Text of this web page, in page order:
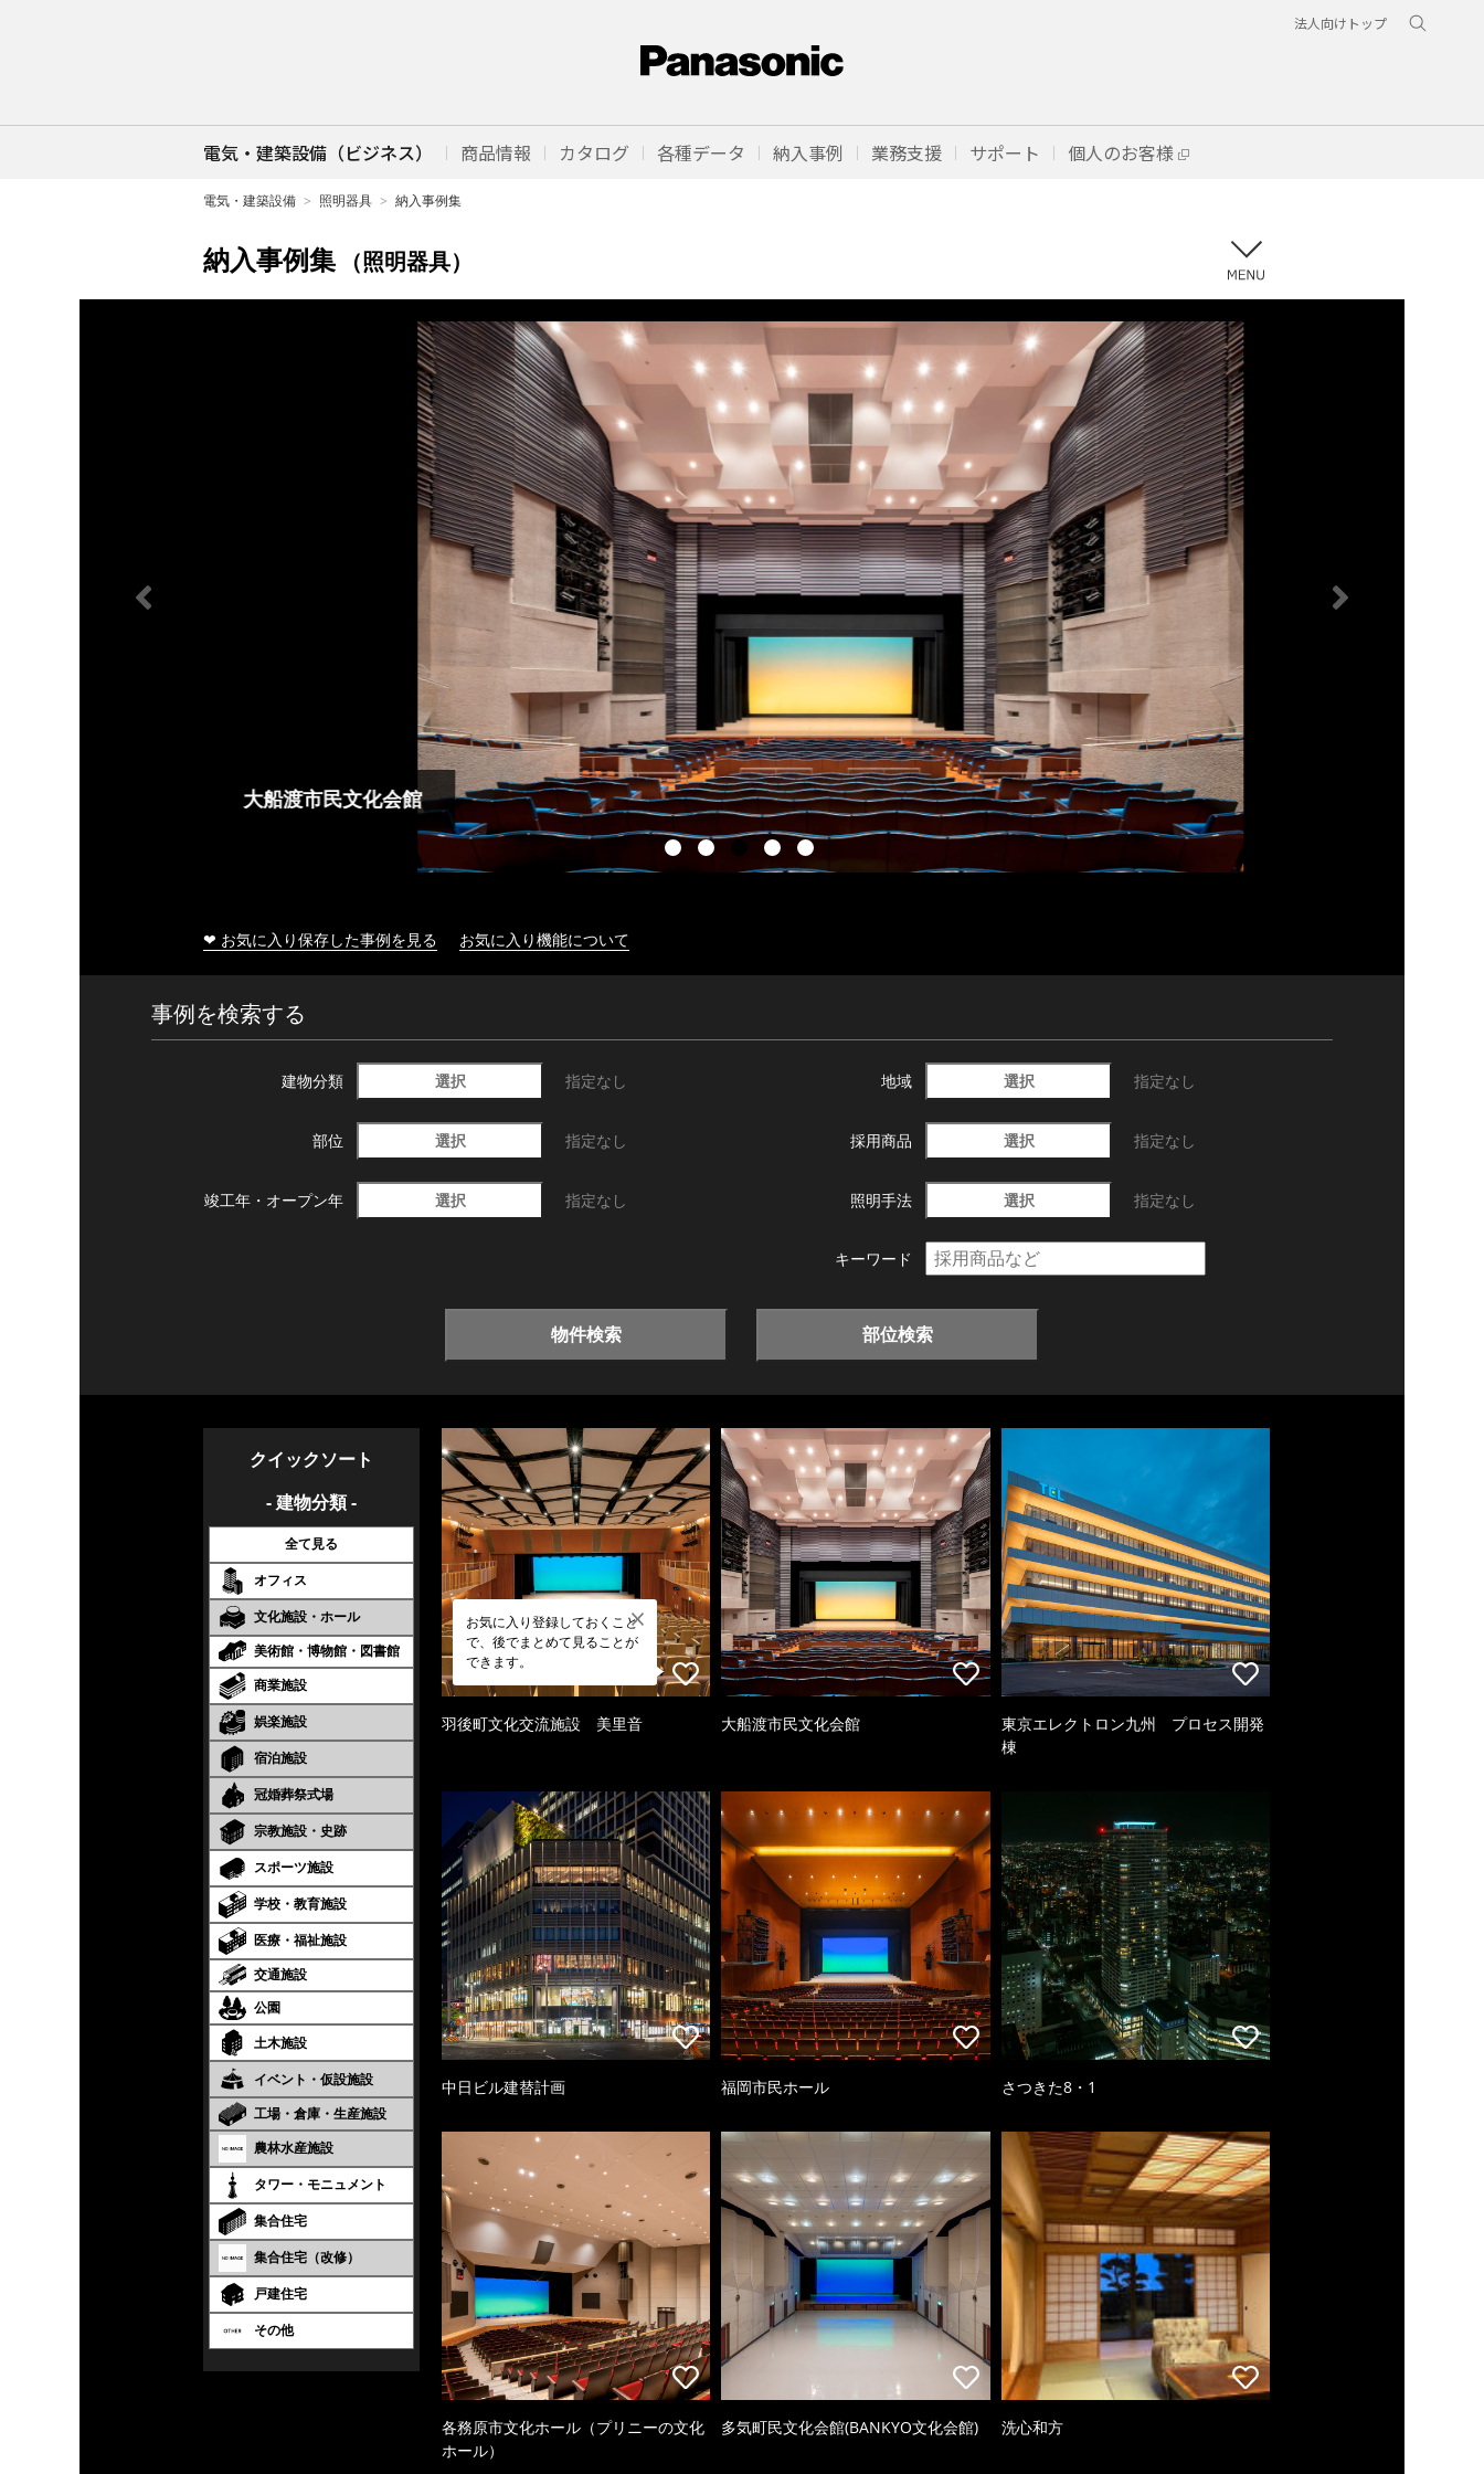
法人向けトップ
電気・建築設備（ビジネス） 商品情報 カタログ 各種データ 納入事例 業務支援 サポート 個人のお客様
電気・建築設備 照明器具 納入事例集
納入事例集 （照明器具）
大船渡市民文化会館
❤ お気に入り保存した事例を見る お気に入り機能について
事例を検索する
建物分類 選択 指定なし 地域 選択 指定なし
部位 選択 指定なし 採用商品 選択 指定なし
竣工年・ オープン年 選択 指定なし 照明手法 選択 指定なし
キーワード
物件検索 部位検索
クイックソート
- 建物分類 -
全て見る
オフィス
文化施設・ホール
美術館・博物館・図書館
商業施設
娯楽施設
宿泊施設
冠婚葬祭式場
宗教施設・史跡
スポーツ施設
学校・教育施設
医療・福祉施設
交通施設
公園
土木施設
イベント・仮設施設
工場・倉庫・生産施設
農林水産施設
タワー・モニュメント
集合住宅
集合住宅（改修）
戸建住宅
その他
お気に入り登録しておくこと
で、後でまとめて見ることが
できます。
羽後町文化交流施設 美里音 大船渡市民文化会館
東京エレクトロン九州 プロセス開発
棟
中日ビル建替計画 福岡市民ホール さつきた8・1
各務原市文化ホール（プリニーの文化
ホール）
多気町民文化会館(BANKYO文化会館) 洗心和方